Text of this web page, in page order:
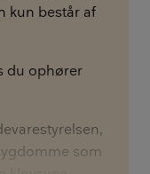
kun består af
du ophører
som